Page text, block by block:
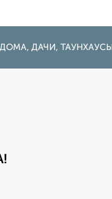
ДОМА, ДАЧИ, ТАУНХАУСЫ